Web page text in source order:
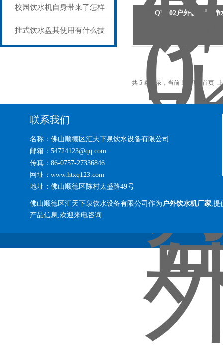
校园饮水机自身带来了怎样
的特点呢？
挂式饮水盘其使用有什么技
QW-02户外饮水机 净
共 5 条记录，当前 1 / 1 页 首页
联系我们
名称：佛山顺德区汇天下泉饮水设备有限公司
邮箱：54724123@qq.com
传真：86-0757-27336846
网址：www.htxq123.com
地址：佛山顺德区陈村太盛路49号
佛山顺德区汇天下泉饮水设备有限公司作为 户外饮水机厂家,提
产品信息,欢迎来电咨询